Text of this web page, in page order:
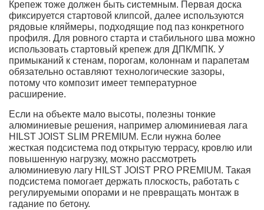
Крепеж тоже должен быть системным. Первая доска
фиксируется стартовой клипсой, далее используются
рядовые кляймеры, подходящие под паз конкретного
профиля. Для ровного старта и стабильного шва можно
использовать стартовый крепеж для ДПК/МПК. У
примыканий к стенам, порогам, колоннам и парапетам
обязательно оставляют технологические зазоры,
потому что композит имеет температурное
расширение.
Если на объекте мало высоты, полезны тонкие
алюминиевые решения, например алюминиевая лага
HILST JOIST SLIM PREMIUM. Если нужна более
жесткая подсистема под открытую террасу, кровлю или
повышенную нагрузку, можно рассмотреть
алюминиевую лагу HILST JOIST PRO PREMIUM. Такая
подсистема помогает держать плоскость, работать с
регулируемыми опорами и не превращать монтаж в
гадание по бетону.